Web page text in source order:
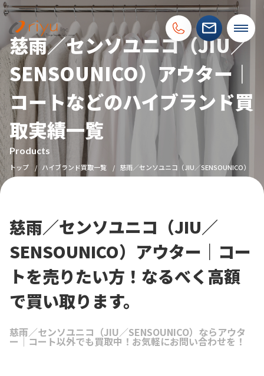
慈雨／センソユニコ（JIU／
SENSOUNICO）アウター｜
コートなどのハイブランド買
取実績一覧
Products
トップ ハイブランド買取一覧 慈雨／センソユニコ（JIU／SENSOUNICO）
慈雨／センソユニコ（JIU／
SENSOUNICO）アウター｜コー
トを売りたい方！なるべく高額
で買い取ります。
慈雨／センソユニコ（JIU／SENSOUNICO）ならアウタ
ー｜コート以外でも買取中！お気軽にお問い合わせを！